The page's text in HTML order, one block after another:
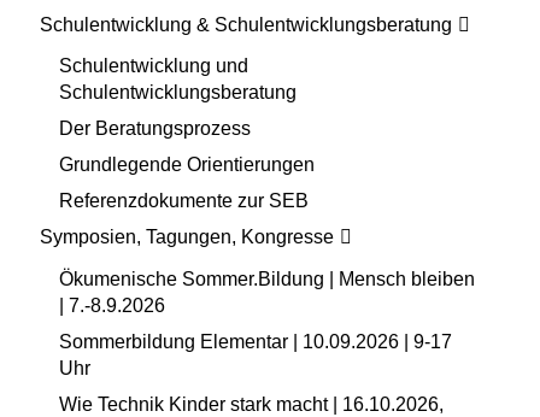
Schulentwicklung & Schulentwicklungsberatung
Schulentwicklung und
Schulentwicklungsberatung
Der Beratungsprozess
Grundlegende Orientierungen
Referenzdokumente zur SEB
Symposien, Tagungen, Kongresse
Ökumenische Sommer.Bildung | Mensch bleiben
| 7.-8.9.2026
Sommerbildung Elementar | 10.09.2026 | 9-17
Uhr
Wie Technik Kinder stark macht | 16.10.2026,